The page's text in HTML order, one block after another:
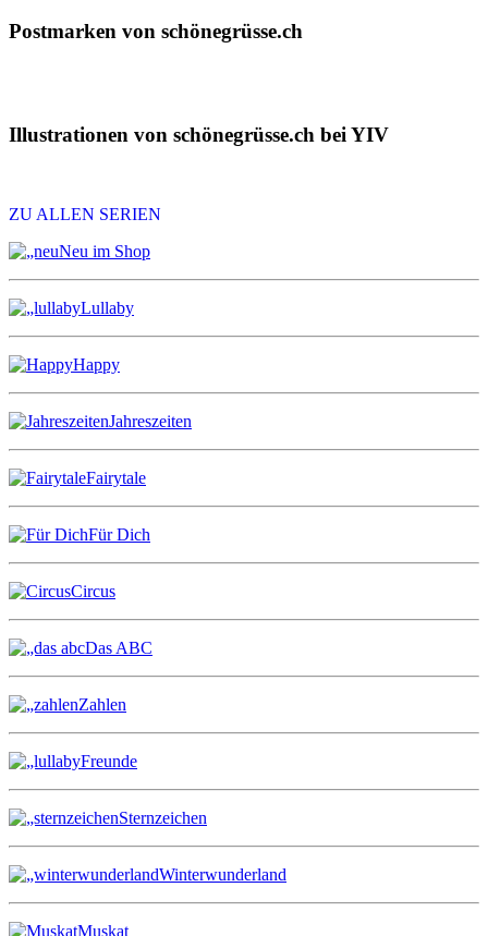
Postmarken von schönegrüsse.ch
Illustrationen von schönegrüsse.ch bei YIV
ZU ALLEN SERIEN
Neu im Shop
Lullaby
Happy
Jahreszeiten
Fairytale
Für Dich
Circus
Das ABC
Zahlen
Freunde
Sternzeichen
Winterwunderland
Muskat